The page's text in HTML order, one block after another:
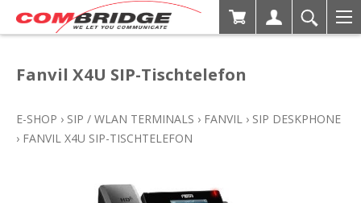
Fanvil X4U SIP-Tischtelefon
E-SHOP › SIP / WLAN TERMINALS › FANVIL › SIP DESKPHONE
› FANVIL X4U SIP-TISCHTELEFON